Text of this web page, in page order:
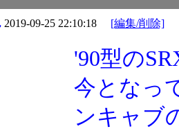
2019-09-25 22:10:18 [編集/削除]
'90型の
今となっ
ンキャブ